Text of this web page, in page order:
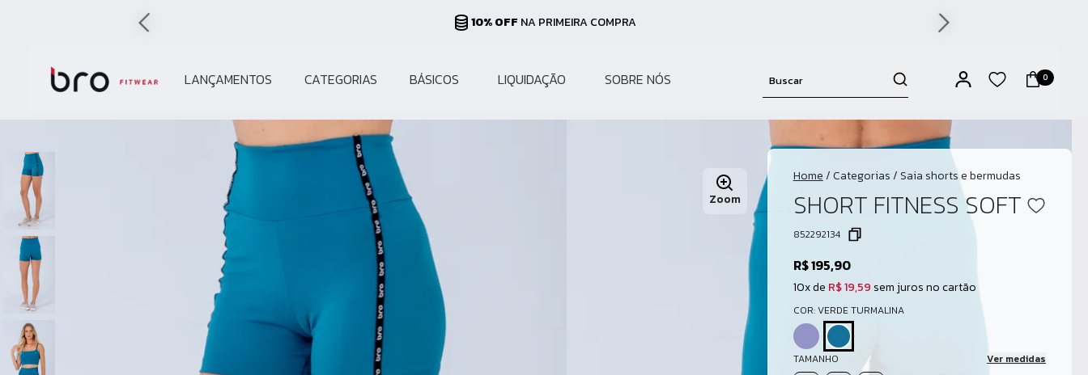
PARCELAS ATÉ 10XNO CARTÃO
LANÇAMENTOS CATEGORIAS BÁSICOS LIQUIDAÇÃO SOBRE NÓS 0
Zoom
Home/Categorias/ Saia shorts e bermudas
SHORT FITNESS SOFT
852292134
R$ 195,90
10x de R$ 19,59 sem juros no cartão
COR: VERDE TURMALINA
TAMANHO Ver medidas